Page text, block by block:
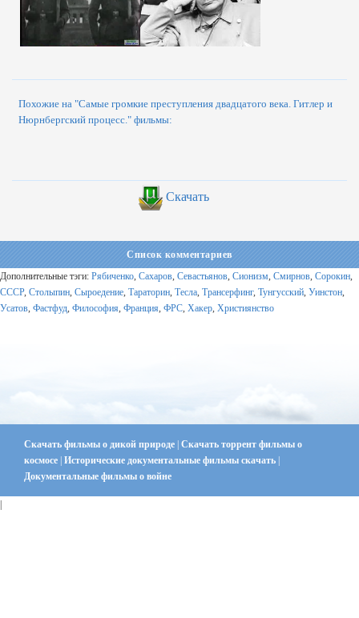
Похожие на "Самые громкие преступления двадцатого века. Гитлер и
Нюрнбергский процесс." фильмы:
Скачать
Список комментариев
Дополнительные тэги: Рябиченко, Сахаров, Севастьянов, Сионизм, Смирнов, Сорокин,
СССР, Столыпин, Сыроедение, Тараторин, Тесла, Трансерфинг, Тунгусский, Уинстон,
Усатов, Фастфуд, Философия, Франция, ФРС, Хакер, Християнство
Скачать фильмы о дикой природе | Скачать торрент фильмы о
космосе | Исторические документальные фильмы скачать |
Документальные фильмы о войне
|